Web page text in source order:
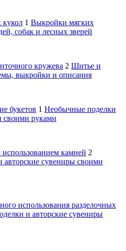
1 Выкройки мягких
собак и лесных зверей
кружева 2 Шитье и
выкройки и описания
букетов 1 Необычные поделки
своими руками
камней 2
сувениры своими
использования разделочных
и авторские сувениры